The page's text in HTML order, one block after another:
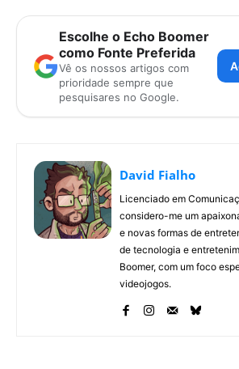
Escolhe o Echo Boomer
como Fonte Preferida
Vê os nossos artigos com
prioridade sempre que
pesquisares no Google.
David Fialho
Licenciado em
considero-me um
e novas formas de
de tecnologia e
Boomer, com um foco
videojogos.